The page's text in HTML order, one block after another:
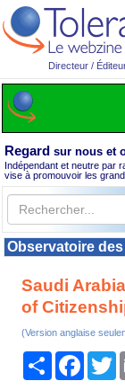
Directeur /
Regard sur nous et
Indépendant et neutre par
vise à promouvoir les
Observatoire
Saudi
of
(Version anglaise
Partager